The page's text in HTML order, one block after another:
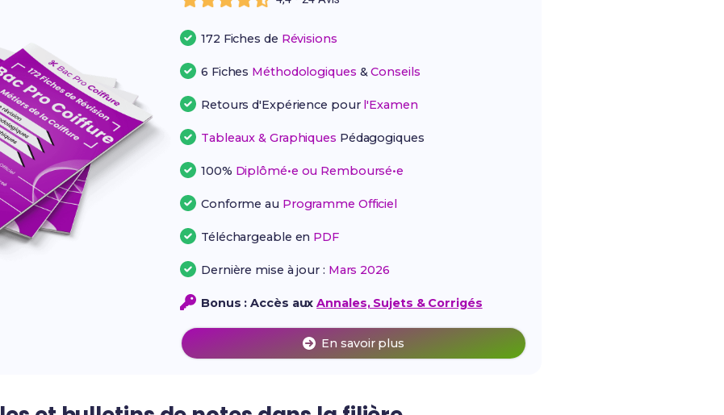
172 Fiches de Révisions
6 Fiches Méthodologiques &Conseils
Retours d'Expérience pour l'Examen
Tableaux & Graphiques Pédagogiques
100% Diplômé•e ou Remboursé•e
Conforme au Programme Officiel
Téléchargeable en PDF
Dernière mise à jour : Mars 2026
Bonus : Accès auxAnnales, Sujets & Corrigés
En savoir plus